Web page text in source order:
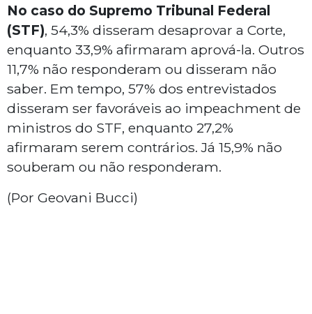
No caso do Supremo Tribunal Federal
(STF), 54,3% disseram desaprovar a Corte,
enquanto 33,9% afirmaram aprová-la. Outros
11,7% não responderam ou disseram não
saber. Em tempo, 57% dos entrevistados
disseram ser favoráveis ao impeachment de
ministros do STF, enquanto 27,2%
afirmaram serem contrários. Já 15,9% não
souberam ou não responderam.
(Por Geovani Bucci)